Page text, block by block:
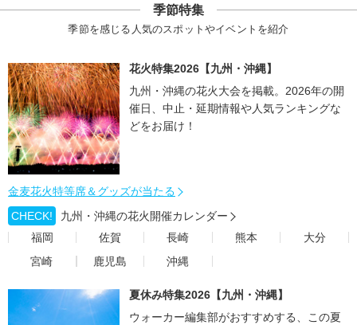
季節特集
季節を感じる人気のスポットやイベントを紹介
花火特集2026【九州・沖縄】
九州・沖縄の花火大会を掲載。2026年の開
催日、中止・延期情報や人気ランキングな
どをお届け！
金麦花火特等席＆グッズが当たる
CHECK!
九州・沖縄の花火開催カレンダー
福岡
佐賀 長崎 熊本
大分
宮崎
鹿児島 沖縄
夏休み特集2026【九州・沖縄】
ウォーカー編集部がおすすめする、この夏